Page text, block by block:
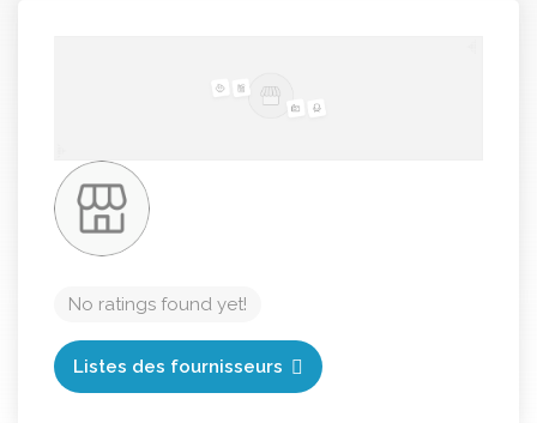
No ratings found yet!
Listes des fournisseurs